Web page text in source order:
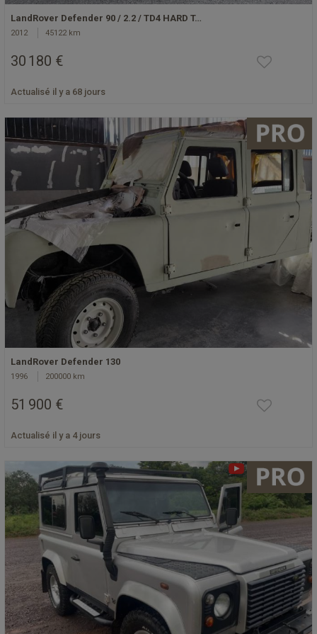
LandRover Defender 90 / 2.2 / TD4 HARD T…
2012 45122 km
30 180 €
Actualisé il y a 68 jours
LandRover Defender 130
1996 200000 km
51 900 €
Actualisé il y a 4 jours